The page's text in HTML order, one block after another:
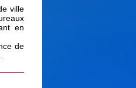
ville
en
de